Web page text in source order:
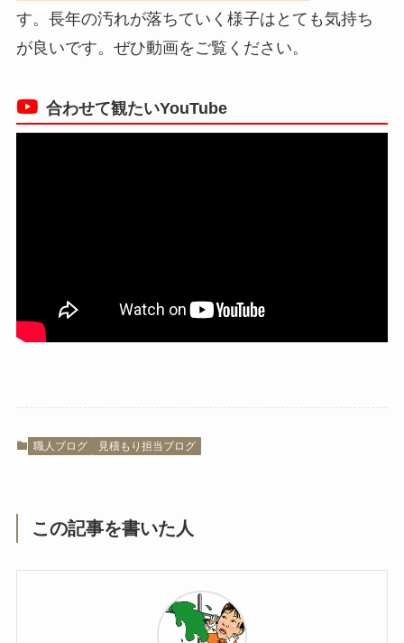
す。長年の汚れが落ちていく様子はとても気持ち
が良いです。ぜひ動画をご覧ください。
合わせて観たいYouTube
職人ブログ 見積もり担当ブログ
この記事を書いた人